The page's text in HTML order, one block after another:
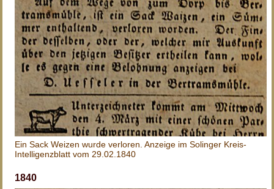
Ein Sack Weizen wurde verloren. Anzeige im Solinger Kreis-
Intelligenzblatt vom 29.02.1840
1840